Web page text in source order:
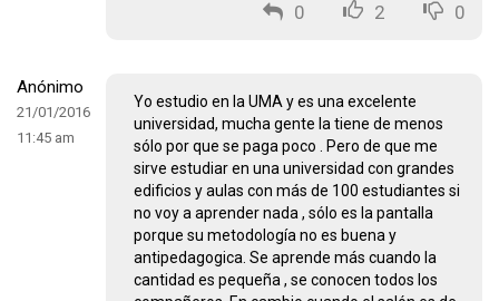
0 2 0
Anónimo
21/01/2016
11:45 am
Yo estudio en la UMA y es una excelente
universidad, mucha gente la tiene de menos
sólo por que se paga poco . Pero de que me
sirve estudiar en una universidad con grandes
edificios y aulas con más de 100 estudiantes si
no voy a aprender nada , sólo es la pantalla
porque su metodología no es buena y
antipedagogica. Se aprende más cuando la
cantidad es pequeña , se conocen todos los